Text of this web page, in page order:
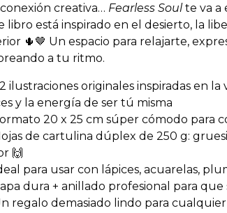
creativa… Fearless Soulte va a
libro está inspirado en el desierto, la
🌵🤎 Un espacio para relajarte,
a tu ritmo.
ilustraciones originales inspiradas en
y la energía de ser tú misma
20 x 25 cm súper cómodo para
de cartulina dúplex de 250 g:
🙌
para usar con lápices, acuarelas,
dura + anillado profesional para
regalo demasiado lindo para